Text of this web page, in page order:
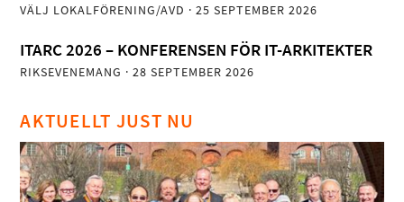
VÄLJ LOKALFÖRENING/AVD · 25 SEPTEMBER 2026
ITARC 2026 – KONFERENSEN FÖR IT-ARKITEKTER
RIKSEVENEMANG · 28 SEPTEMBER 2026
AKTUELLT JUST NU